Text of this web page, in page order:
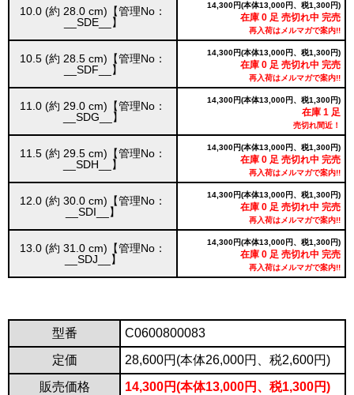
10.0 (約 28.0 cm)【管理No：
__SDE__】
14,300円(本体13,000円、税1,300円)
在庫 0 足 売切れ中 完売
再入荷はメルマガで案内!!
10.5 (約 28.5 cm)【管理No：
__SDF__】
14,300円(本体13,000円、税1,300円)
在庫 0 足 売切れ中 完売
再入荷はメルマガで案内!!
11.0 (約 29.0 cm)【管理No：
__SDG__】
14,300円(本体13,000円、税1,300円)
在庫 1 足
売切れ間近！
11.5 (約 29.5 cm)【管理No：
__SDH__】
14,300円(本体13,000円、税1,300円)
在庫 0 足 売切れ中 完売
再入荷はメルマガで案内!!
12.0 (約 30.0 cm)【管理No：
__SDI__】
14,300円(本体13,000円、税1,300円)
在庫 0 足 売切れ中 完売
再入荷はメルマガで案内!!
13.0 (約 31.0 cm)【管理No：
__SDJ__】
14,300円(本体13,000円、税1,300円)
在庫 0 足 売切れ中 完売
再入荷はメルマガで案内!!
型番
C0600800083
定価
28,600円(本体26,000円、税2,600円)
販売価格
14,300円(本体13,000円、税1,300円)